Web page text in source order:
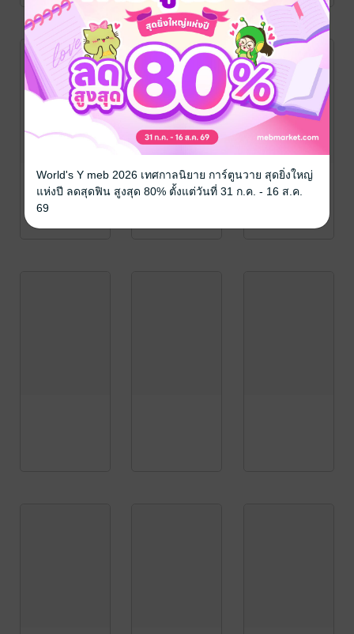
World's Y meb 2026 เทศกาลนิยาย การ์ตูนวาย สุดยิ่งใหญ่
แห่งปี ลดสุดฟิน สูงสุด 80% ตั้งแต่วันที่ 31 ก.ค. - 16 ส.ค.
69